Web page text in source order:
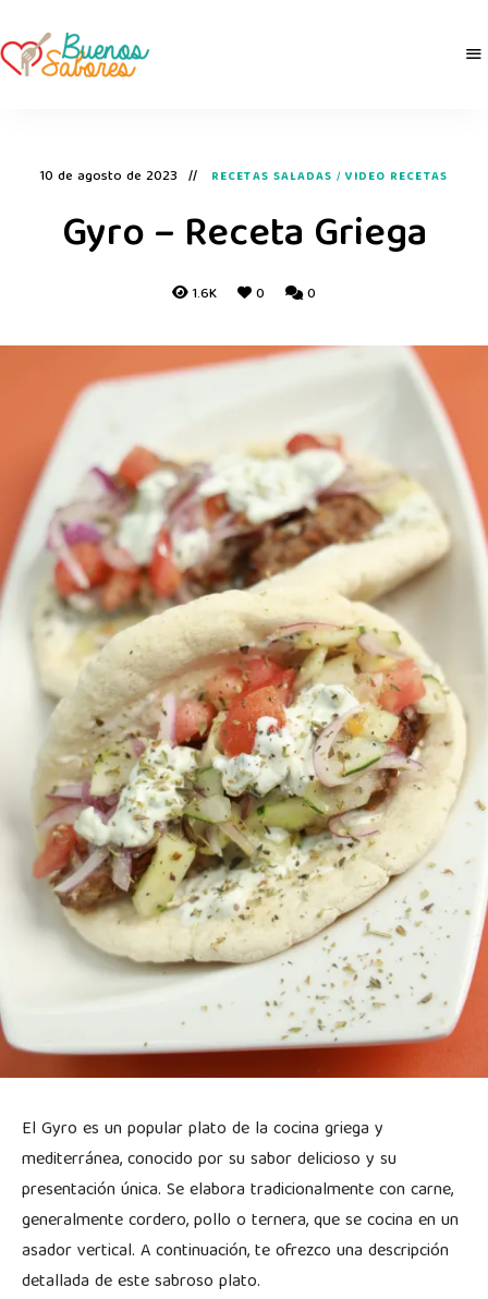
10 de agosto de 2023 RECETAS SALADAS /VIDEO RECETAS
Gyro – Receta Griega
1.6K 0 0
El Gyro es un popular plato de la cocina griega y
mediterránea, conocido por su sabor delicioso y su
presentación única. Se elabora tradicionalmente con carne,
generalmente cordero, pollo o ternera, que se cocina en un
asador vertical. A continuación, te ofrezco una descripción
detallada de este sabroso plato.